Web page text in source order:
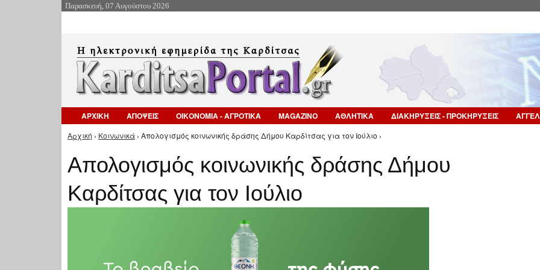
Παρασκευή, 07 Αυγούστου 2026
ΑΡΧΙΚΗ ΑΠΟΨΕΙΣ ΟΙΚΟΝΟΜΙΑ - ΑΓΡΟΤΙΚΑ MAGAZINO ΑΘΛΗΤΙΚΑ ΔΙΑΚΗΡΥΞΕΙΣ - ΠΡΟΚΗΡΥΞΕΙΣ
Είστε εδώ
Αρχική › Κοινωνικά › Απολογισμός κοινωνικής δράσης Δήμου Καρδίτσας για τον Ιούλιο ›
Απολογισμός κοινωνικής δράσης Δήμου
Καρδίτσας για τον Ιούλιο